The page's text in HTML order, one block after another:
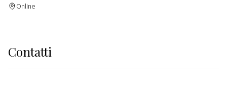
Online
Contatti